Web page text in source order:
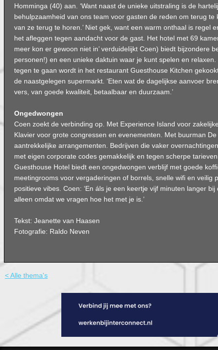
Homminga (40) aan. ‘Want naast de unieke uitstraling is de
behulpzaamheid van ons team voor gasten de reden om terug te
van ze terug te horen.’ Niet gek, want een warm onthaal is regel
het afleggen tegen aandacht voor de gast. Het hotel met 69
meer kon er gewoon niet in’ verduidelijkt Coen) biedt bijzondere
personen!) en een unieke daktuin waar je kunt spelen en
tegen te gaan wordt in het restaurant Guesthouse Kitchen
de naastgelegen supermarkt. ‘Eten wat de dagelijkse aanvoer
vers, van goede kwaliteit, betaalbaar en duurzaam.’
Ongedwongen
Coen zoekt de verbinding op. Met Experience Island voor
Klavier voor grote congressen en evenementen. Met buurman
aantrekkelijke arrangementen. Bedrijven die vaker
met eigen corporate codes gemakkelijk en tegen scherpe
Guesthouse Hotel biedt een ongedwongen verblijf met goede
meetingrooms voor vergaderingen of borrels, snelle wifi en veilig
positieve vibes. Coen: ‘En áls je een keertje vijf minuten langer
alleen omdat we vragen hoe het met je is.’
Tekst: Jeanette van Haasen
Fotografie: Raldo Neven
< Alle thema's